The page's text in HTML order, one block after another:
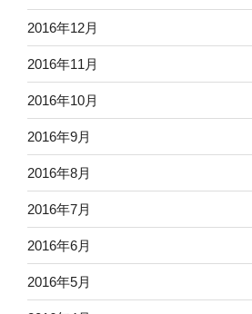
2016年12月
2016年11月
2016年10月
2016年9月
2016年8月
2016年7月
2016年6月
2016年5月